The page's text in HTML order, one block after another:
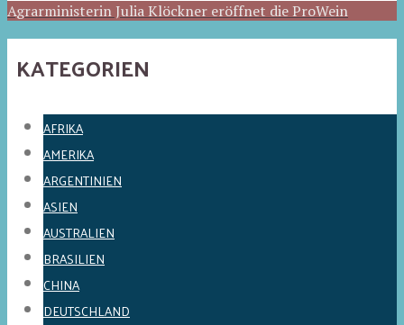
Agrarministerin Julia Klöckner eröffnet die ProWein
KATEGORIEN
AFRIKA
AMERIKA
ARGENTINIEN
ASIEN
AUSTRALIEN
BRASILIEN
CHINA
DEUTSCHLAND